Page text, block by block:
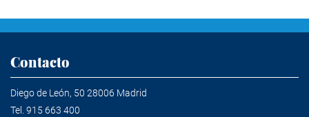
Contacto
Diego de León, 50 28006 Madrid
Tel. 915 663 400